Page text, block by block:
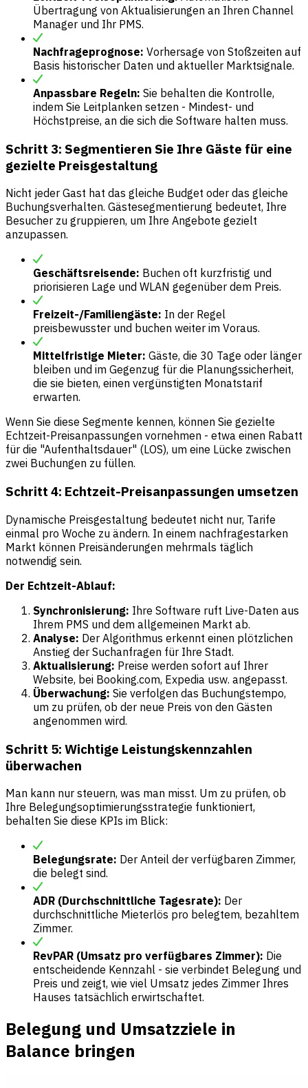
Übertragung von Aktualisierungen an Ihren Channel
Manager und Ihr PMS.
Nachfrageprognose: Vorhersage von Stoßzeiten auf
Basis historischer Daten und aktueller Marktsignale.
Anpassbare Regeln: Sie behalten die Kontrolle,
indem Sie Leitplanken setzen - Mindest- und
Höchstpreise, an die sich die Software halten muss.
Schritt 3: Segmentieren Sie Ihre Gäste für eine
gezielte Preisgestaltung
Nicht jeder Gast hat das gleiche Budget oder das gleiche
Buchungsverhalten. Gästesegmentierung bedeutet, Ihre
Besucher zu gruppieren, um Ihre Angebote gezielt
anzupassen.
Geschäftsreisende: Buchen oft kurzfristig und
priorisieren Lage und WLAN gegenüber dem Preis.
Freizeit-/Familiengäste: In der Regel
preisbewusster und buchen weiter im Voraus.
Mittelfristige Mieter: Gäste, die 30 Tage oder länger
bleiben und im Gegenzug für die Planungssicherheit,
die sie bieten, einen vergünstigten Monatstarif
erwarten.
Wenn Sie diese Segmente kennen, können Sie gezielte
Echtzeit-Preisanpassungen vornehmen - etwa einen Rabatt
für die "Aufenthaltsdauer" (LOS), um eine Lücke zwischen
zwei Buchungen zu füllen.
Schritt 4: Echtzeit-Preisanpassungen umsetzen
Dynamische Preisgestaltung bedeutet nicht nur, Tarife
einmal pro Woche zu ändern. In einem nachfragestarken
Markt können Preisänderungen mehrmals täglich
notwendig sein.
Der Echtzeit-Ablauf:
Synchronisierung: Ihre Software ruft Live-Daten aus
Ihrem PMS und dem allgemeinen Markt ab.
Analyse: Der Algorithmus erkennt einen plötzlichen
Anstieg der Suchanfragen für Ihre Stadt.
Aktualisierung: Preise werden sofort auf Ihrer
Website, bei Booking.com, Expedia usw. angepasst.
Überwachung: Sie verfolgen das Buchungstempo,
um zu prüfen, ob der neue Preis von den Gästen
angenommen wird.
Schritt 5: Wichtige Leistungskennzahlen
überwachen
Man kann nur steuern, was man misst. Um zu prüfen, ob
Ihre Belegungsoptimierungsstrategie funktioniert,
behalten Sie diese KPIs im Blick:
Belegungsrate: Der Anteil der verfügbaren Zimmer,
die belegt sind.
ADR (Durchschnittliche Tagesrate): Der
durchschnittliche Mieterlös pro belegtem, bezahltem
Zimmer.
RevPAR (Umsatz pro verfügbares Zimmer): Die
entscheidende Kennzahl - sie verbindet Belegung und
Preis und zeigt, wie viel Umsatz jedes Zimmer Ihres
Hauses tatsächlich erwirtschaftet.
Belegung und Umsatzziele in
Balance bringen